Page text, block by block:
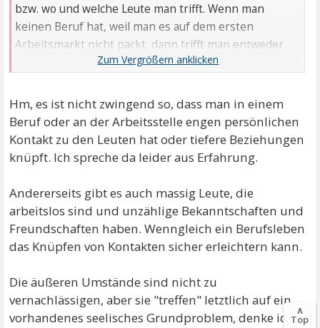
bzw. wo und welche Leute man trifft. Wenn man
keinen Beruf hat, weil man es auf dem ersten
Arbeitsmarkt nicht packt, dann trifft man entweder
gar keine Leute, weil man sich versteckt aus Scham,
Hm, es ist nicht zwingend so, dass man in einem
Beruf oder an der Arbeitsstelle engen persönlichen
Kontakt zu den Leuten hat oder tiefere Beziehungen
knüpft. Ich spreche da leider aus Erfahrung.
Andererseits gibt es auch massig Leute, die
arbeitslos sind und unzählige Bekanntschaften und
Freundschaften haben. Wenngleich ein Berufsleben
das Knüpfen von Kontakten sicher erleichtern kann.
Die äußeren Umstände sind nicht zu
vernachlässigen, aber sie "treffen" letztlich auf ein
vorhandenes seelisches Grundproblem, denke ich.∧
Top